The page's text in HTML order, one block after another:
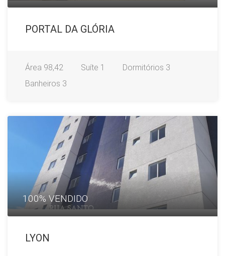
PORTAL DA GLÓRIA
Área 98,42 Suíte 1 Dormitórios 3
Banheiros 3
100% VENDIDO
LYON